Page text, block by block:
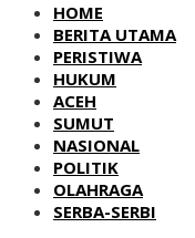
HOME
BERITA UTAMA
PERISTIWA
HUKUM
ACEH
SUMUT
NASIONAL
POLITIK
OLAHRAGA
SERBA-SERBI